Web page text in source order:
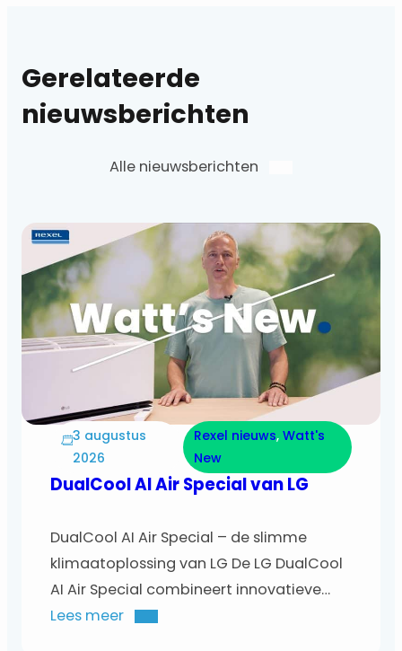
Gerelateerde
nieuwsberichten
Alle nieuwsberichten
3 augustus
2026
Rexel nieuws, Watt's
New
DualCool AI Air Special van LG
DualCool AI Air Special – de slimme
klimaatoplossing van LG De LG DualCool
AI Air Special combineert innovatieve
technologie, energiezuinigheid en
Lees meer